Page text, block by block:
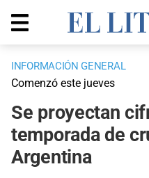
INFORMACIÓN GENERAL
Comenzó este jueves
Se proyectan
temporada de
Argentina